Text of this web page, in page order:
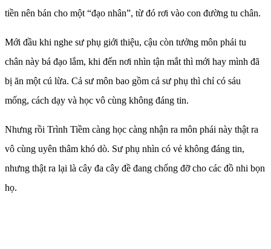
tiền nên bán cho một “đạo nhân”, từ đó rơi vào con đường tu chân.
Mới đầu khi nghe sư phụ giới thiệu, cậu còn tưởng môn phái tu
chân này bá đạo lắm, khi đến nơi nhìn tận mắt thì mới hay mình đã
bị ăn một cú lừa. Cả sư môn bao gồm cả sư phụ thì chỉ có sáu
mống, cách dạy và học vô cùng không đáng tin.
Nhưng rồi Trình Tiềm càng học càng nhận ra môn phái này thật ra
vô cùng uyên thâm khó dò. Sư phụ nhìn có vẻ không đáng tin,
nhưng thật ra lại là cây đa cây đề đang chống đỡ cho các đồ nhi bọn
họ.